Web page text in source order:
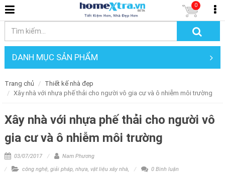
0
DANH MỤC SẢN PHẨM
Trang chủ
Thiết kế nhà đẹp
Xây nhà với nhựa phế thải cho người vô gia cư và ô nhiễm môi trường
Xây nhà với nhựa phế thải cho người vô
gia cư và ô nhiễm môi trường
03/07/2017
Nam Phương
công nghệ, giải pháp, nhựa, vật liệu xây nhà, 0 Bình luận